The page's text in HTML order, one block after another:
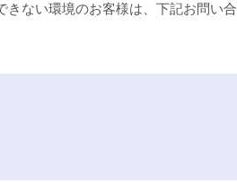
ない環境のお客様は、下記お問い